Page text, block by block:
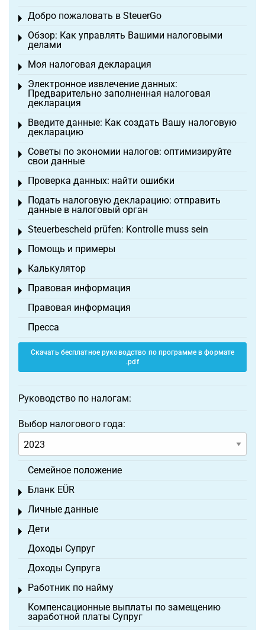
Добро пожаловать в SteuerGo
Toggle menu
Обзор: Как управлять Вашими налоговыми
делами
Toggle menu
Моя налоговая декларация
Toggle menu
Электронное извлечение данных:
Предварительно заполненная налоговая
декларация
Toggle menu
Введите данные: Как создать Вашу налоговую
декларацию
Toggle menu
Советы по экономии налогов: оптимизируйте
свои данные
Toggle menu
Проверка данных: найти ошибки
Toggle menu
Подать налоговую декларацию: отправить
данные в налоговый орган
Toggle menu
Steuerbescheid prüfen: Kontrolle muss sein
Toggle menu
Помощь и примеры
Toggle menu
Калькулятор
Toggle menu
Правовая информация
Toggle menu
Правовая информация
Пресса
Скачать бесплатное руководство по программе в формате
.pdf
Руководство по налогам:
Выбор налогового года:
Семейное положение
Бланк EÜR
Toggle menu
Личные данные
Toggle menu
Дети
Toggle menu
Доходы Супруг
Доходы Супруга
Работник по найму
Toggle menu
Компенсационные выплаты по замещению
заработной платы Супруг